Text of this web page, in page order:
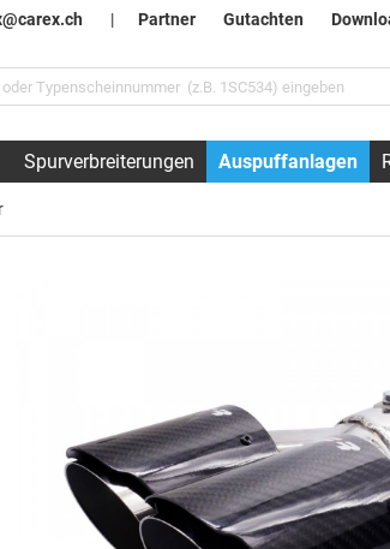
| Partner Gutachten
Spurverbreiterungen Auspuffanlagen